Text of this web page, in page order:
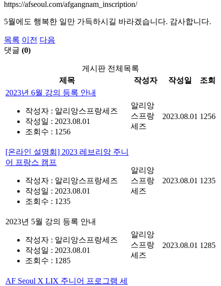
https://afseoul.com/afgangnam_inscription/
5월에도 행복한 일만 가득하시길 바라겠습니다. 감사합니다.
목록 이전 다음
댓글 (0)
게시판 전체목록
제목
작성자 작성일
조회
2023년 6월 강의 등록 안내
작성자 : 알리앙스프랑세즈
작성일 : 2023.08.01
조회수 : 1256
알리앙
스프랑
세즈
2023.08.01 1256
[온라인 설명회] 2023 레브리앙 주니
어 프랑스 캠프
작성자 : 알리앙스프랑세즈
작성일 : 2023.08.01
조회수 : 1235
알리앙
스프랑
세즈
2023.08.01 1235
2023년 5월 강의 등록 안내
작성자 : 알리앙스프랑세즈
작성일 : 2023.08.01
조회수 : 1285
알리앙
스프랑
세즈
2023.08.01 1285
AF Seoul X LIX 주니어 프로그램 세